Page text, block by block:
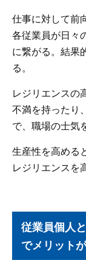
仕事に対して前
各従業員が日々
に繋がる。結果
る。
レジリエンスの
不満を持ったり
で、職場の士気
生産性を高める
レジリエンスを
従業員個人
でメリット